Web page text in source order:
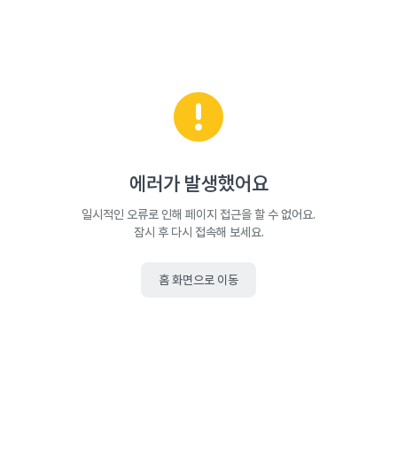
에러가 발생했어요
일시적인 오류로 인해 페이지 접근을 할 수 없어요.
잠시 후 다시 접속해 보세요.
홈 화면으로 이동